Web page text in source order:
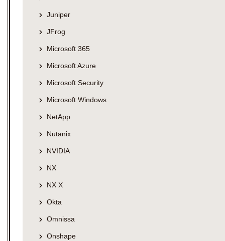
Juniper
JFrog
Microsoft 365
Microsoft Azure
Microsoft Security
Microsoft Windows
NetApp
Nutanix
NVIDIA
NX
NX X
Okta
Omnissa
Onshape